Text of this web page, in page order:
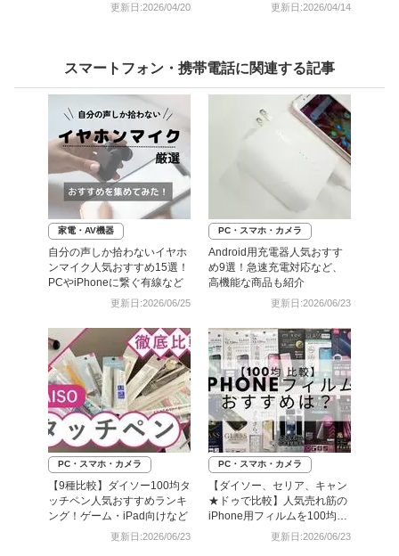
更新日:2026/04/20 更新日:2026/04/14
スマートフォン・携帯電話に関連する記事
家電・AV機器
自分の声しか拾わないイヤホ
ンマイク人気おすすめ15選！
PCやiPhoneに繋ぐ有線など
更新日:2026/06/25
PC・スマホ・カメラ
Android用充電器人気おすす
め9選！急速充電対応など、
高機能な商品も紹介
更新日:2026/06/23
PC・スマホ・カメラ
【9種比較】ダイソー100均タ
ッチペン人気おすすめランキ
ング！ゲーム・iPad向けなど
更新日:2026/06/23
PC・スマホ・カメラ
【ダイソー、セリア、キャン
★ドゥで比較】人気売れ筋の
iPhone用フィルムを100均で
全部買ってみた更新日:2026/06/23